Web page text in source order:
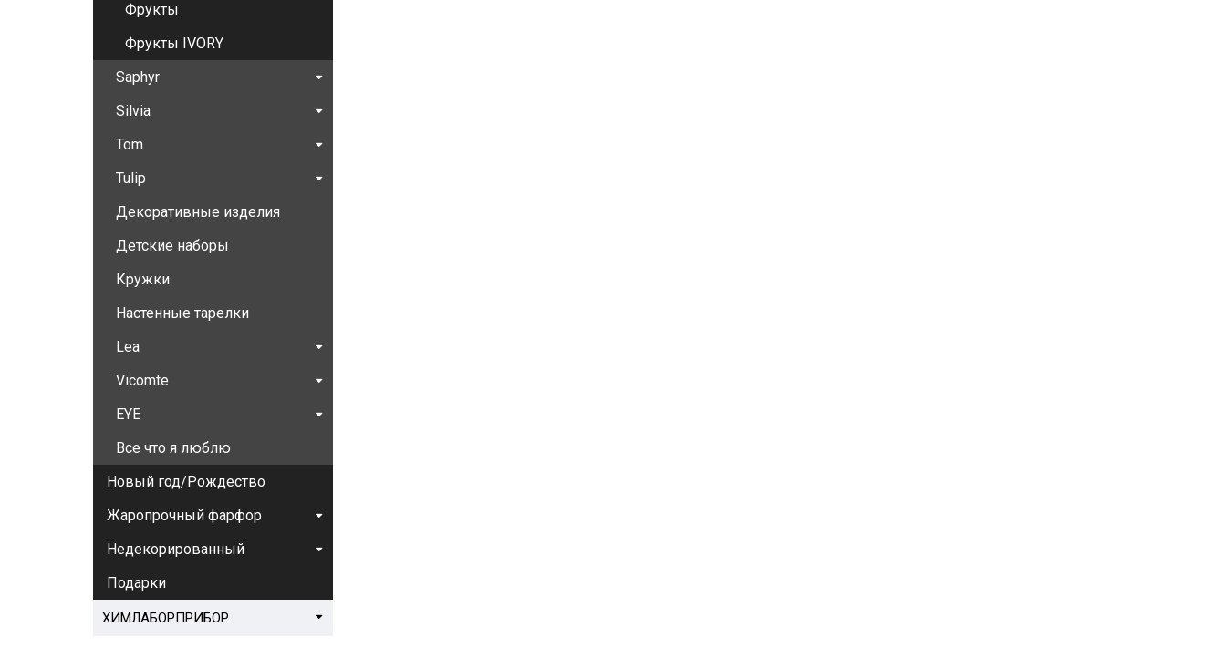
Фрукты
Фрукты IVORY
Saphyr
Silvia
Tom
Tulip
Декоративные изделия
Детские наборы
Кружки
Настенные тарелки
Lea
Vicomte
EYE
Все что я люблю
Новый год/Рождество
Жаропрочный фарфор
Недекорированный
Подарки
ХИМЛАБОРПРИБОР